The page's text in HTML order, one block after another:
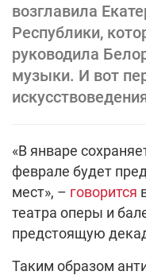
возглавила
Республики,
руководила
музыки. И вот
«В январе
феврале будет
мест», – говорится
театра оперы и
предстоящую
Таким образом